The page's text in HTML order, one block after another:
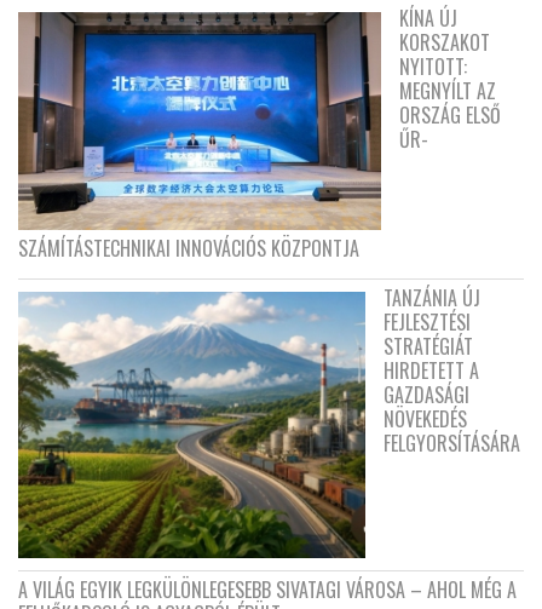
KÍNA ÚJ
KORSZAKOT
NYITOTT:
MEGNYÍLT AZ
ORSZÁG ELSŐ
ŰR-
SZÁMÍTÁSTECHNIKAI INNOVÁCIÓS KÖZPONTJA
TANZÁNIA ÚJ
FEJLESZTÉSI
STRATÉGIÁT
HIRDETETT A
GAZDASÁGI
NÖVEKEDÉS
FELGYORSÍTÁSÁRA
A VILÁG EGYIK LEGKÜLÖNLEGESEBB SIVATAGI VÁROSA – AHOL MÉG A